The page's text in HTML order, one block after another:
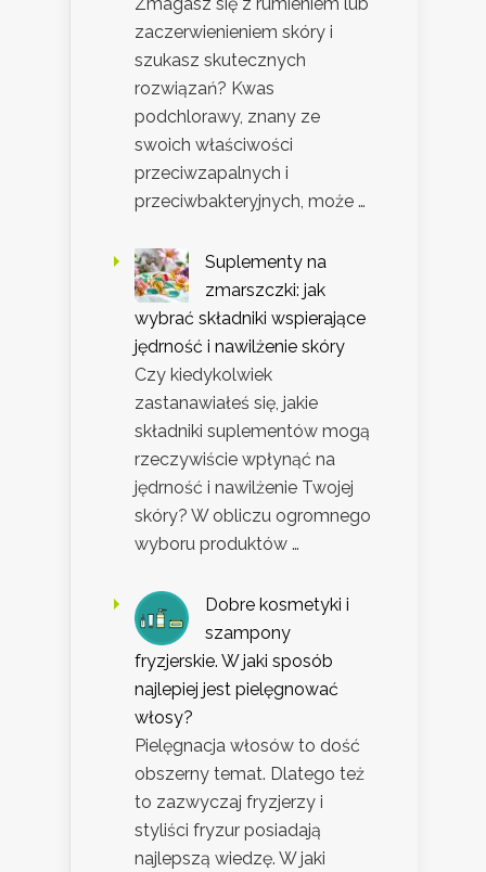
Zmagasz się z rumieniem lub
zaczerwienieniem skóry i
szukasz skutecznych
rozwiązań? Kwas
podchlorawy, znany ze
swoich właściwości
przeciwzapalnych i
przeciwbakteryjnych, może …
Suplementy na
zmarszczki: jak
wybrać składniki wspierające
jędrność i nawilżenie skóry
Czy kiedykolwiek
zastanawiałeś się, jakie
składniki suplementów mogą
rzeczywiście wpłynąć na
jędrność i nawilżenie Twojej
skóry? W obliczu ogromnego
wyboru produktów …
Dobre kosmetyki i
szampony
fryzjerskie. W jaki sposób
najlepiej jest pielęgnować
włosy?
Pielęgnacja włosów to dość
obszerny temat. Dlatego też
to zazwyczaj fryzjerzy i
styliści fryzur posiadają
najlepszą wiedzę. W jaki